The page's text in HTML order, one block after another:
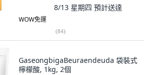
8/13 星期四 預計送達
WOW免運
(84)
GaseongbigaBeuraendeuda 袋裝式
檸檬酸, 1kg, 2個